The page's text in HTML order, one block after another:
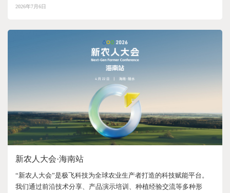
2026年7月6日
新农人大会·海南站
“新农人大会”是极飞科技为全球农业生产者打造的科技赋能平台。
我们通过前沿技术分享、产品演示培训、种植经验交流等多种形